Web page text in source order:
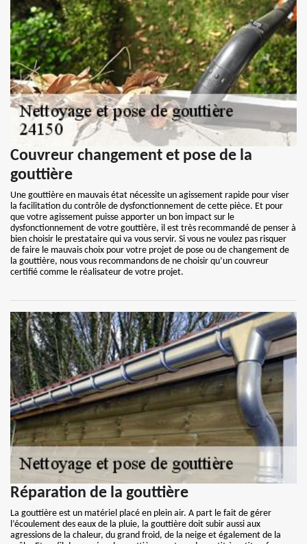
Couvreur changement et pose de la
gouttière
Une gouttière en mauvais état nécessite un agissement rapide pour viser
la facilitation du contrôle de dysfonctionnement de cette pièce. Et pour
que votre agissement puisse apporter un bon impact sur le
dysfonctionnement de votre gouttière, il est très recommandé de penser à
bien choisir le prestataire qui va vous servir. Si vous ne voulez pas risquer
de faire le mauvais choix pour votre projet de pose ou de changement de
la gouttière, nous vous recommandons de ne choisir qu’un couvreur
certifié comme le réalisateur de votre projet.
Réparation de la gouttière
La gouttière est un matériel placé en plein air. A part le fait de gérer
l’écoulement des eaux de la pluie, la gouttière doit subir aussi aux
agressions de la chaleur, du grand froid, de la neige et également de la